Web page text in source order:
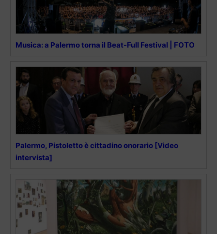
Musica: a Palermo torna il Beat-Full Festival | FOTO
Palermo, Pistoletto è cittadino onorario [Video
intervista]